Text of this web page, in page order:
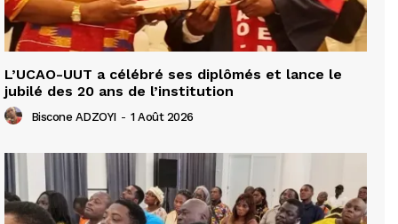
L’UCAO-UUT a célébré ses diplômés et lance le
jubilé des 20 ans de l’institution
Biscone ADZOYI - 1 Août 2026